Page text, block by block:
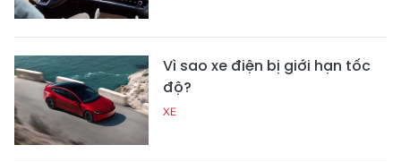
Vì sao xe điện bị giới hạn tốc
độ?
XE